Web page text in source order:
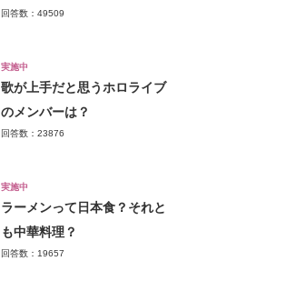
回答数：49509
実施中
歌が上手だと思うホロライブ
のメンバーは？
回答数：23876
実施中
ラーメンって日本食？それと
も中華料理？
回答数：19657